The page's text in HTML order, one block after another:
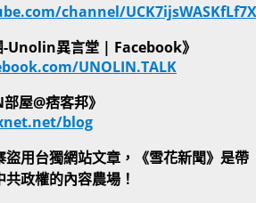
channel/
-Unolin異言堂 | Facebook》
UNOLIN.TALK
屋@痞客邦》
blog
盜用台獨網站文章，《雪花新聞》是帶
政權的內容農場！